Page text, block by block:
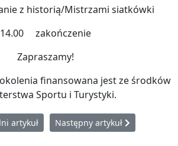
z historią/Mistrzami siatkówki
14.00 zakończenie
Zapraszamy!
finansowana jest ze środków
Sportu i Turystyki.
Krzeszowice - dziękujemy!
artykuł Następny artykuł: Startujemy
Następny artykuł